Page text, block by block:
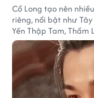
Cổ Long tạo nên
riêng, nổi bật như
Yến Thập Tam,